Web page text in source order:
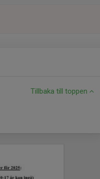
Tillbaka till toppen